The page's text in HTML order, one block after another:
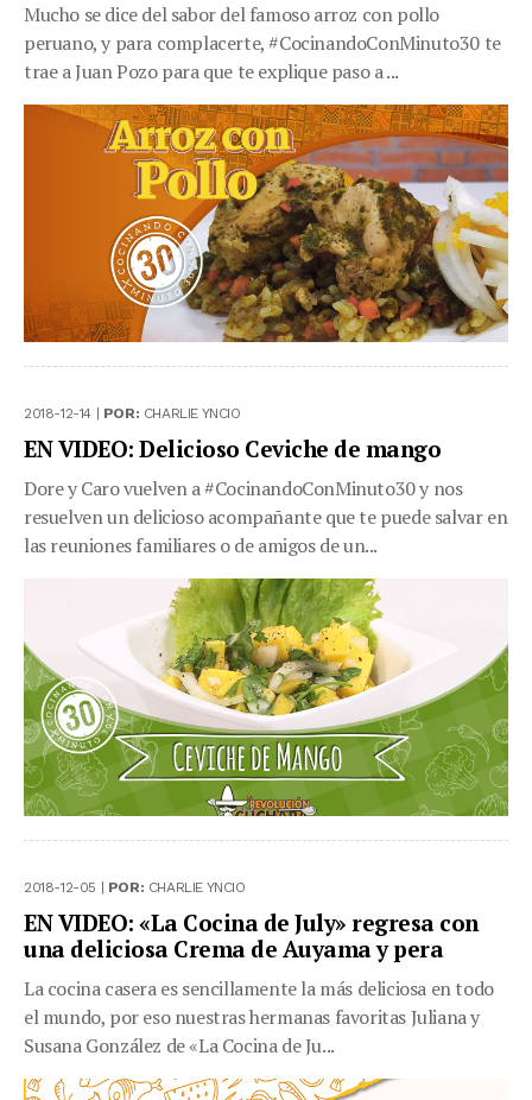
Mucho se dice del sabor del famoso arroz con pollo
peruano, y para complacerte, #CocinandoConMinuto30 te
trae a Juan Pozo para que te explique paso a ...
2018-12-14 | POR: CHARLIE YNCIO
EN VIDEO: Delicioso Ceviche de mango
Dore y Caro vuelven a #CocinandoConMinuto30 y nos
resuelven un delicioso acompañante que te puede salvar en
las reuniones familiares o de amigos de un...
2018-12-05 | POR: CHARLIE YNCIO
EN VIDEO: «La Cocina de July» regresa con
una deliciosa Crema de Auyama y pera
La cocina casera es sencillamente la más deliciosa en todo
el mundo, por eso nuestras hermanas favoritas Juliana y
Susana González de «La Cocina de Ju...